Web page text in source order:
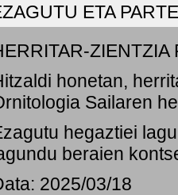
ETA
ZIENTZIA
honetan,
Sailaren
hegaztiei
beraien
2025/03/18